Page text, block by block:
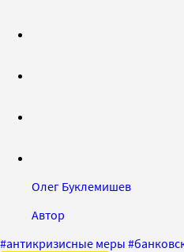
Олег Буклемишев
Автор
#антикризисные меры #